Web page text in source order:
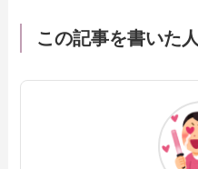
この記事を書いた人